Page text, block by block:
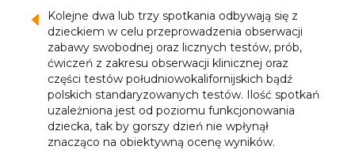
Kolejne dwa lub trzy spotkania odbywają się z
dzieckiem w celu przeprowadzenia obserwacji
zabawy swobodnej oraz licznych testów, prób,
ćwiczeń z zakresu obserwacji klinicznej oraz
części testów południowokalifornijskich bądź
polskich standaryzowanych testów. Ilość spotkań
uzależniona jest od poziomu funkcjonowania
dziecka, tak by gorszy dzień nie wpłynął
znacząco na obiektywną ocenę wyników.